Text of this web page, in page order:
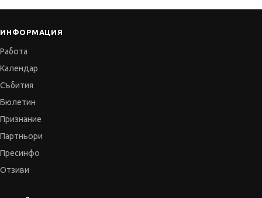
ИНФОРМАЦИЯ
Работа
Календар
Събития
Бюлетин
Признание
Партньори
Пресинфо
Отзиви